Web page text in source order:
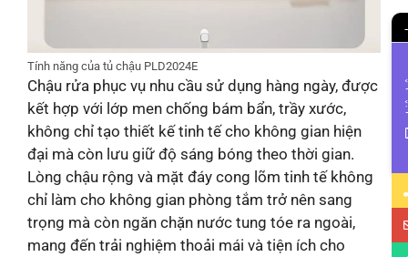
Tính năng của tủ chậu PLD2024E
Chậu rửa phục vụ nhu cầu sử dụng hàng ngày, được
kết hợp với lớp men chống bám bẩn, trầy xước,
không chỉ tạo thiết kế tinh tế cho không gian hiện
đại mà còn lưu giữ độ sáng bóng theo thời gian.
Lòng chậu rộng và mặt đáy cong lõm tinh tế không
chỉ làm cho không gian phòng tắm trở nên sang
trọng mà còn ngăn chặn nước tung tóe ra ngoài,
mang đến trải nghiệm thoải mái và tiện ích cho